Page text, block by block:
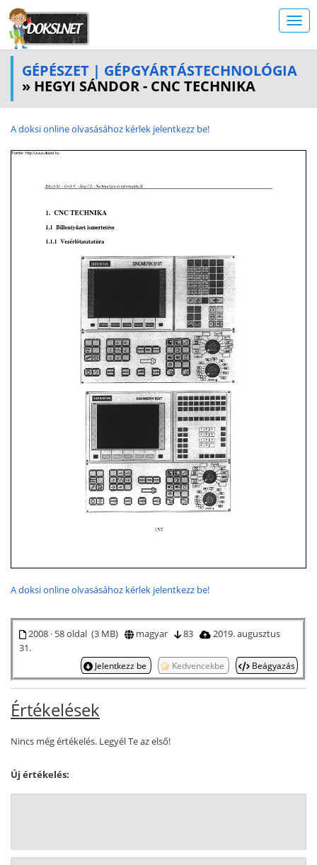
GÉPÉSZET | GÉPGYÁRTÁSTECHNOLÓGIA
» HEGYI SÁNDOR - CNC TECHNIKA
A doksi online olvasásához kérlek jelentkezz be!
A doksi online olvasásához kérlek jelentkezz be!
2008 · 58 oldal (3 MB) magyar 83
2019. augusztus
31.
Jelentkezz be Kedvencekbe Beágyazás
Értékelések
Nincs még értékelés. Legyél Te az első!
Új értékelés: